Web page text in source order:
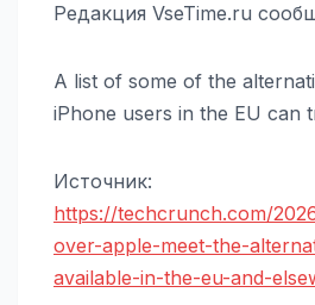
Редакция VseTime.ru
A list of some of the
iPhone users in the EU can
Источник:
https://techcrunch.com/
over-apple-meet-the-
available-in-the-eu-and-